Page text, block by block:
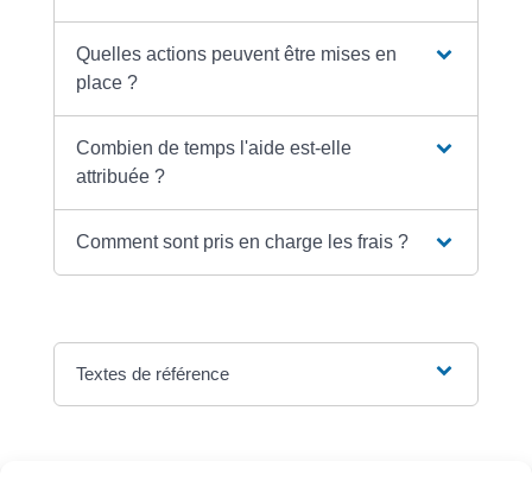
Quelles actions peuvent être mises en
place ?
Combien de temps l'aide est-elle
attribuée ?
Comment sont pris en charge les frais ?
Textes de référence